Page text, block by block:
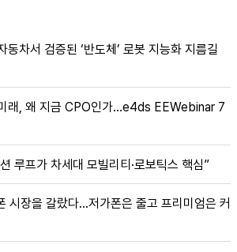
동차서 검증된 ‘반도체’ 로봇 지능화 지름길
래, 왜 지금 CPO인가…e4ds EEWebinar 7
루프가 차세대 모빌리티·로보틱스 핵심”
시장을 갈랐다…저가폰은 줄고 프리미엄은 커